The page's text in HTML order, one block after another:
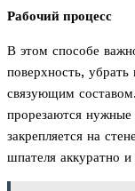
Рабочий процесс
В этом способе
поверхность,
связующим
прорезаются
закрепляется на
шпателя аккуратно